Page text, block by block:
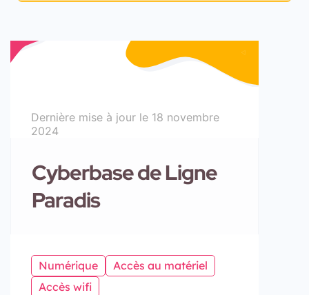
Dernière mise à jour le 18 novembre
2024
Cyberbase de Ligne
Paradis
Numérique
Accès au matériel
Accès wifi